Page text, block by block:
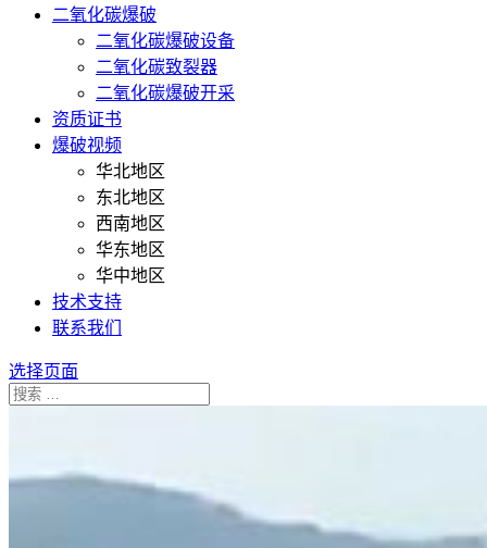
二氧化碳爆破
二氧化碳爆破设备
二氧化碳致裂器
二氧化碳爆破开采
资质证书
爆破视频
华北地区
东北地区
西南地区
华东地区
华中地区
技术支持
联系我们
选择页面